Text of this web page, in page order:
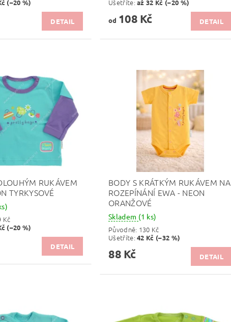
(–20 %)
DETAIL
Ušetříte:až 32 Kč (–20 %)
od 108 Kč DETAIL
RUKÁVEM
TYRKYSOVÉ
Kč
(–20 %)
DETAIL
BODY S KRÁTKÝM RUKÁVEM NA
ROZEPÍNÁNÍ EWA - NEON
ORANŽOVÉ
Skladem (1 ks)
Původně: 130 Kč
Ušetříte:42 Kč (–32 %)
88 Kč DETAIL